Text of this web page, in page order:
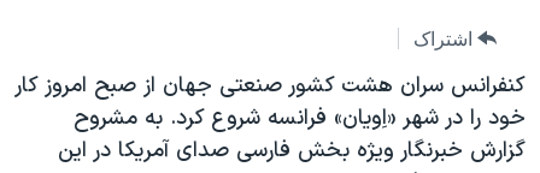
جهش
به
جستجوویژه برنامه‌ها
ویدیوها
۲۵۰سالگی آمریکا
بایگانی برنامه‌های تلویزیونی
فرکانس‌های صدای آمریکا
یادگیری زبان انگلیسی
اشتراک
کنفرانس سران هشت کشور صنعتی جهان از صبح امروز کار
خود را در شهر «اِويان» فرانسه شروع کرد. به مشروح
گزارش خبرنگار ويژه بخش فارسی صدای آمريکا در اين